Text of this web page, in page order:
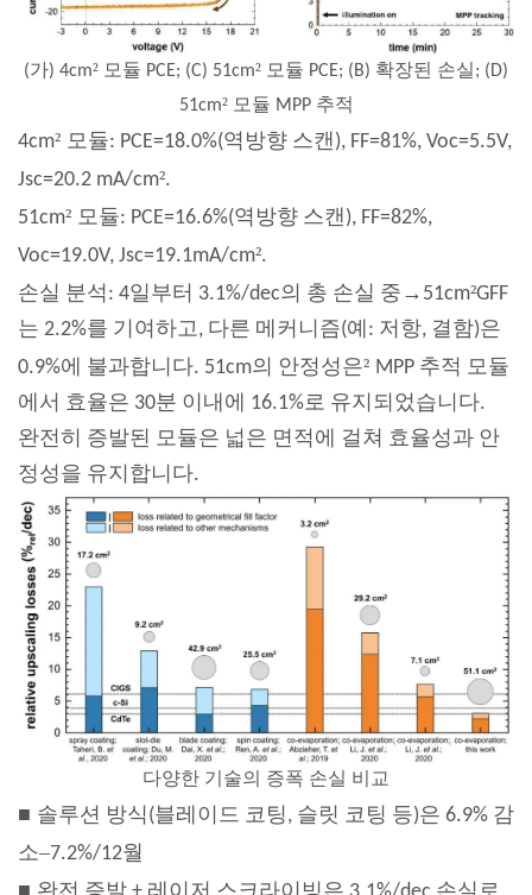
(가) 4cm² 모듈 PCE; (C) 51cm² 모듈 PCE; (B) 확장된 손실; (D)
51cm² 모듈 MPP 추적
4cm² 모듈: PCE=18.0%(역방향 스캔), FF=81%, Voc=5.5V,
Jsc=20.2 mA/cm².
51cm² 모듈: PCE=16.6%(역방향 스캔), FF=82%,
Voc=19.0V, Jsc=19.1mA/cm².
손실 분석: 4일부터 3.1%/dec의 총 손실 중 → 51cm²GFF
는 2.2%를 기여하고, 다른 메커니즘(예: 저항, 결함)은
0.9%에 불과합니다. 51cm의 안정성은² MPP 추적 모듈
에서 효율은 30분 이내에 16.1%로 유지되었습니다.
완전히 증발된 모듈은 넓은 면적에 걸쳐 효율성과 안
정성을 유지합니다.
다양한 기술의 증폭 손실 비교
■ 솔루션 방식(블레이드 코팅, 슬릿 코팅 등)은 6.9% 감
소–7.2%/12월